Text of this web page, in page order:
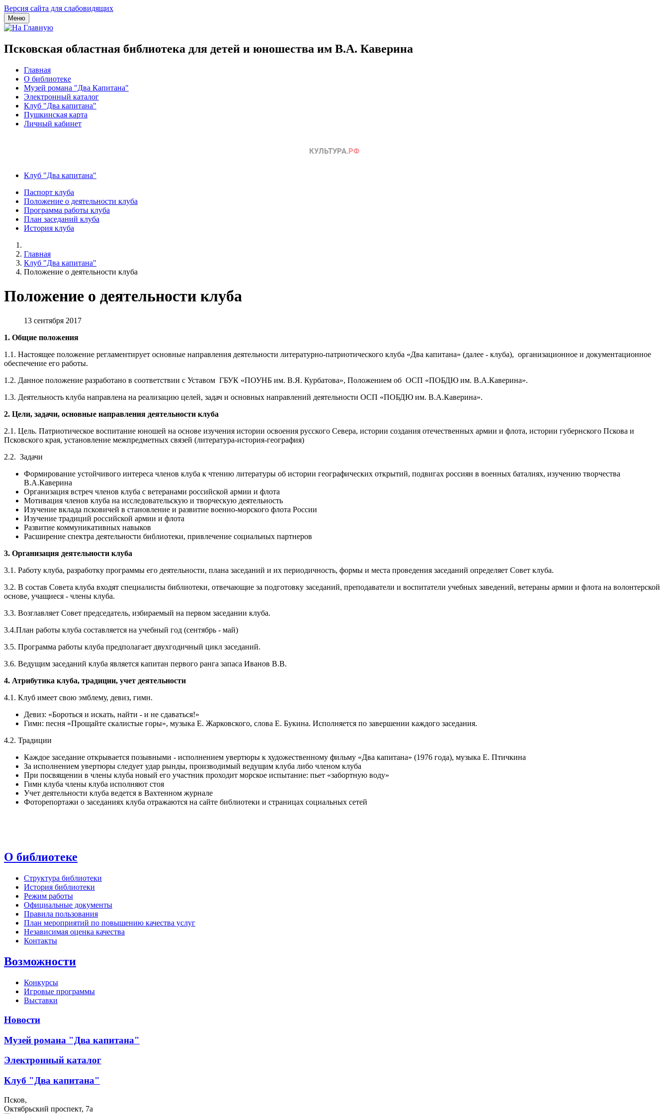
Версия сайта для слабовидящих
Меню
Псковская областная библиотека для детей и юношества им В.А. Каверина
Главная
О библиотеке
Музей романа "Два Капитана"
Электронный каталог
Клуб "Два капитана"
Пушкинская карта
Личный кабинет
Клуб "Два капитана"
Паспорт клуба
Положение о деятельности клуба
Программа работы клуба
План заседаний клуба
История клуба
Главная
Клуб "Два капитана"
Положение о деятельности клуба
Положение о деятельности клуба
13 сентября 2017
1. Общие положения
1.1. Настоящее положение регламентирует основные направления деятельности литературно-патриотического клуба «Два капитана» (далее - клуба), организационное и документационное
обеспечение его работы.
1.2. Данное положение разработано в соответствии с Уставом ГБУК «ПОУНБ им. В.Я. Курбатова», Положением об ОСП «ПОБДЮ им. В.А.Каверина».
1.3. Деятельность клуба направлена на реализацию целей, задач и основных направлений деятельности ОСП «ПОБДЮ им. В.А.Каверина».
2. Цели, задачи, основные направления деятельности клуба
2.1. Цель. Патриотическое воспитание юношей на основе изучения истории освоения русского Севера, истории создания отечественных армии и флота, истории губернского Пскова и
Псковского края, установление межпредметных связей (литература-история-география)
2.2. Задачи
Формирование устойчивого интереса членов клуба к чтению литературы об истории географических открытий, подвигах россиян в военных баталиях, изучению творчества
В.А.Каверина
Организация встреч членов клуба с ветеранами российской армии и флота
Мотивация членов клуба на исследовательскую и творческую деятельность
Изучение вклада псковичей в становление и развитие военно-морского флота России
Изучение традиций российской армии и флота
Развитие коммуникативных навыков
Расширение спектра деятельности библиотеки, привлечение социальных партнеров
3. Организация деятельности клуба
3.1. Работу клуба, разработку программы его деятельности, плана заседаний и их периодичность, формы и места проведения заседаний определяет Совет клуба.
3.2. В состав Совета клуба входят специалисты библиотеки, отвечающие за подготовку заседаний, преподаватели и воспитатели учебных заведений, ветераны армии и флота на волонтерской
основе, учащиеся - члены клуба.
3.3. Возглавляет Совет председатель, избираемый на первом заседании клуба.
3.4.План работы клуба составляется на учебный год (сентябрь - май)
3.5. Программа работы клуба предполагает двухгодичный цикл заседаний.
3.6. Ведущим заседаний клуба является капитан первого ранга запаса Иванов В.В.
4. Атрибутика клуба, традиции, учет деятельности
4.1. Клуб имеет свою эмблему, девиз, гимн.
Девиз: «Бороться и искать, найти - и не сдаваться!»
Гимн: песня «Прощайте скалистые горы», музыка Е. Жарковского, слова Е. Букина. Исполняется по завершении каждого заседания.
4.2. Традиции
Каждое заседание открывается позывными - исполнением увертюры к художественному фильму «Два капитана» (1976 года), музыка Е. Птичкина
За исполнением увертюры следует удар рынды, производимый ведущим клуба либо членом клуба
При посвящении в члены клуба новый его участник проходит морское испытание: пьет «забортную воду»
Гимн клуба члены клуба исполняют стоя
Учет деятельности клуба ведется в Вахтенном журнале
Фоторепортажи о заседаниях клуба отражаются на сайте библиотеки и страницах социальных сетей
О библиотеке
Структура библиотеки
История библиотеки
Режим работы
Официальные документы
Правила пользования
План мероприятий по повышению качества услуг
Независимая оценка качества
Контакты
Возможности
Конкурсы
Игровые программы
Выставки
Новости
Музей романа "Два капитана"
Электронный каталог
Клуб "Два капитана"
Псков,
Октябрьский проспект, 7a